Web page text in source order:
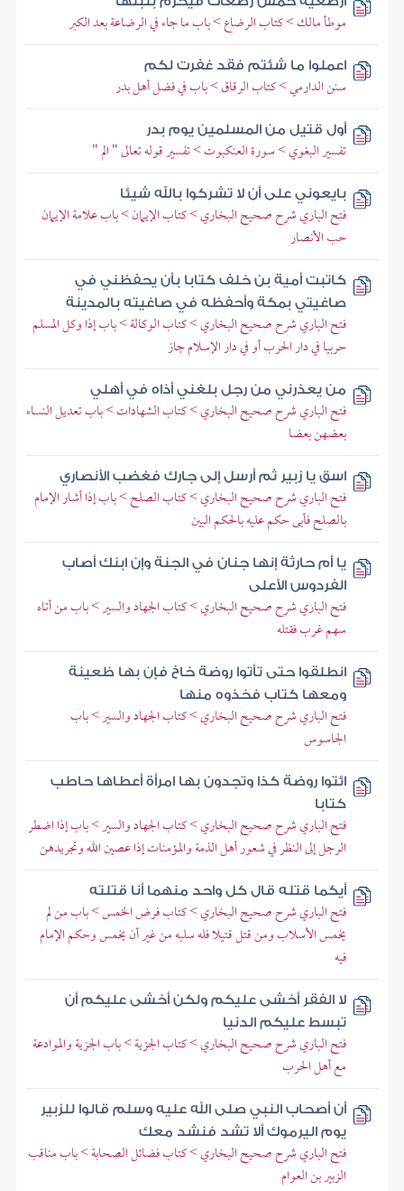
موطأ مالك > كتاب الرضاع > باب ما جاء في الرضاعة بعد الكبر
اعملوا ما شئتم فقد غفرت لكم
سنن الدارمي > كتاب الرقاق > باب في فضل أهل بدر
أول قتيل من المسلمين يوم بدر
تفسير البغوي > سورة العنكبوت > تفسير قوله تعالى " الم "
بايعوني على أن لا تشركوا بالله شيئا
فتح الباري شرح صحيح البخاري > كتاب الإيمان > باب علامة الإيمان
حب الأنصار
كاتبت أمية بن خلف كتابا بأن يحفظني في
صاغيتي بمكة وأحفظه في صاغيته بالمدينة
فتح الباري شرح صحيح البخاري > كتاب الوكالة > باب إذا وكل المسلم
حربيا في دار الحرب أو في دار الإسلام جاز
من يعذرني من رجل بلغني أذاه في أهلي
فتح الباري شرح صحيح البخاري > كتاب الشهادات > باب تعديل النساء
بعضهن بعضا
اسق يا زبير ثم أرسل إلى جارك فغضب الأنصاري
فتح الباري شرح صحيح البخاري > كتاب الصلح > باب إذا أشار الإمام
بالصلح فأبى حكم عليه بالحكم البين
يا أم حارثة إنها جنان في الجنة وإن ابنك أصاب
الفردوس الأعلى
فتح الباري شرح صحيح البخاري > كتاب الجهاد والسير > باب من أتاه
سهم غرب فقتله
انطلقوا حتى تأتوا روضة خاخ فإن بها ظعينة
ومعها كتاب فخذوه منها
فتح الباري شرح صحيح البخاري > كتاب الجهاد والسير > باب
الجاسوس
ائتوا روضة كذا وتجدون بها امرأة أعطاها حاطب
كتابا
فتح الباري شرح صحيح البخاري > كتاب الجهاد والسير > باب إذا اضطر
الرجل إلى النظر في شعور أهل الذمة والمؤمنات إذا عصين الله وتجريدهن
أيكما قتله قال كل واحد منهما أنا قتلته
فتح الباري شرح صحيح البخاري > كتاب فرض الخمس > باب من لم
يخمس الأسلاب ومن قتل قتيلا فله سلبه من غير أن يخمس وحكم الإمام
فيه
لا الفقر أخشى عليكم ولكن أخشى عليكم أن
تبسط عليكم الدنيا
فتح الباري شرح صحيح البخاري > كتاب الجزية > باب الجزية والموادعة
مع أهل الحرب
أن أصحاب النبي صلى الله عليه وسلم قالوا للزبير
يوم اليرموك ألا تشد فنشد معك
فتح الباري شرح صحيح البخاري > كتاب فضائل الصحابة > باب مناقب
الزبير بن العوام